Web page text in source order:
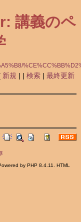
講義のペ
新規 | | 検索| 最終更新
by PHP 8.4.11. HTML